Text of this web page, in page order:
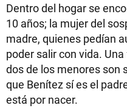
Dentro del hogar se
10 años; la mujer del
madre, quienes pedían
poder salir con vida.
dos de los menores son
que Benítez sí es el
está por nacer.